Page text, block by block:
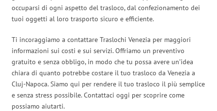
occuparsi di ogni aspetto del trasloco, dal confezionamento dei
tuoi oggetti al loro trasporto sicuro e efficiente.
Ti incoraggiamo a contattare Traslochi Venezia per maggiori
informazioni sui costi e sui servizi. Offriamo un preventivo
gratuito e senza obbligo, in modo che tu possa avere un’idea
chiara di quanto potrebbe costare il tuo trasloco da Venezia a
Cluj-Napoca. Siamo qui per rendere il tuo trasloco il più semplice
e senza stress possibile. Contattaci oggi per scoprire come
possiamo aiutarti.